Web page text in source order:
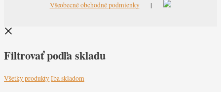
Všeobecné obchodné podmienky |
Filtrovať podľa skladu
Všetky produktyIba skladom